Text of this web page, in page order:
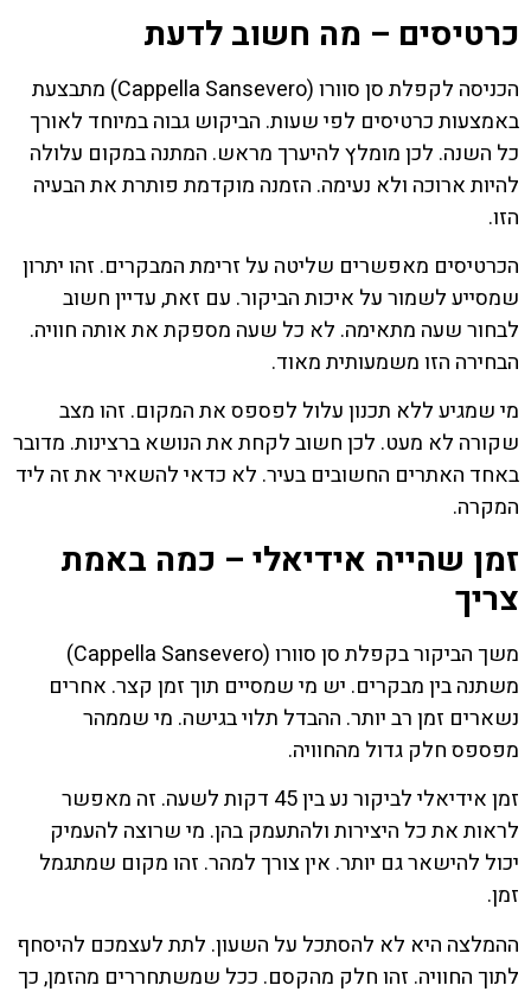
כרטיסים – מה חשוב לדעת
הכניסה לקפלת סן סוורו (Cappella Sansevero) מתבצעת
באמצעות כרטיסים לפי שעות. הביקוש גבוה במיוחד לאורך
כל השנה. לכן מומלץ להיערך מראש. המתנה במקום עלולה
להיות ארוכה ולא נעימה. הזמנה מוקדמת פותרת את הבעיה
הזו.
הכרטיסים מאפשרים שליטה על זרימת המבקרים. זהו יתרון
שמסייע לשמור על איכות הביקור. עם זאת, עדיין חשוב
לבחור שעה מתאימה. לא כל שעה מספקת את אותה חוויה.
הבחירה הזו משמעותית מאוד.
מי שמגיע ללא תכנון עלול לפספס את המקום. זהו מצב
שקורה לא מעט. לכן חשוב לקחת את הנושא ברצינות. מדובר
באחד האתרים החשובים בעיר. לא כדאי להשאיר את זה ליד
המקרה.
זמן שהייה אידיאלי – כמה באמת
צריך
משך הביקור בקפלת סן סוורו (Cappella Sansevero)
משתנה בין מבקרים. יש מי שמסיים תוך זמן קצר. אחרים
נשארים זמן רב יותר. ההבדל תלוי בגישה. מי שממהר
מפספס חלק גדול מהחוויה.
זמן אידיאלי לביקור נע בין 45 דקות לשעה. זה מאפשר
לראות את כל היצירות ולהתעמק בהן. מי שרוצה להעמיק
יכול להישאר גם יותר. אין צורך למהר. זהו מקום שמתגמל
זמן.
ההמלצה היא לא להסתכל על השעון. לתת לעצמכם להיסחף
לתוך החוויה. זהו חלק מהקסם. ככל שמשתחררים מהזמן, כך